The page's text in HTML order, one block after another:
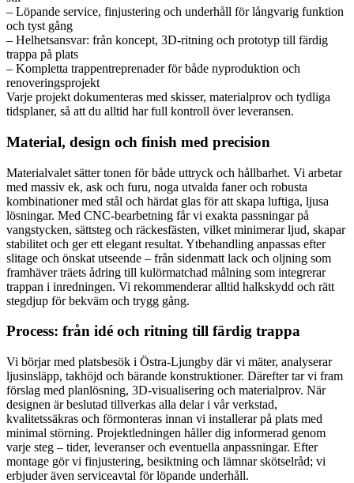
– Löpande service, finjustering och underhåll för långvarig funktion
och tyst gång
– Helhetsansvar: från koncept, 3D-ritning och prototyp till färdig
trappa på plats
– Kompletta trappentreprenader för både nyproduktion och
renoveringsprojekt
Varje projekt dokumenteras med skisser, materialprov och tydliga
tidsplaner, så att du alltid har full kontroll över leveransen.
Material, design och finish med precision
Materialvalet sätter tonen för både uttryck och hållbarhet. Vi arbetar
med massiv ek, ask och furu, noga utvalda faner och robusta
kombinationer med stål och härdat glas för att skapa luftiga, ljusa
lösningar. Med CNC-bearbetning får vi exakta passningar på
vangstycken, sättsteg och räckesfästen, vilket minimerar ljud, skapar
stabilitet och ger ett elegant resultat. Ytbehandling anpassas efter
slitage och önskat utseende – från sidenmatt lack och oljning som
framhäver träets ådring till kulörmatchad målning som integrerar
trappan i inredningen. Vi rekommenderar alltid halkskydd och rätt
stegdjup för bekväm och trygg gång.
Process: från idé och ritning till färdig trappa
Vi börjar med platsbesök i Östra-Ljungby där vi mäter, analyserar
ljusinsläpp, takhöjd och bärande konstruktioner. Därefter tar vi fram
förslag med planlösning, 3D-visualisering och materialprov. När
designen är beslutad tillverkas alla delar i vår verkstad,
kvalitetssäkras och förmonteras innan vi installerar på plats med
minimal störning. Projektledningen håller dig informerad genom
varje steg – tider, leveranser och eventuella anpassningar. Efter
montage gör vi finjustering, besiktning och lämnar skötselråd; vi
erbjuder även serviceavtal för löpande underhåll.